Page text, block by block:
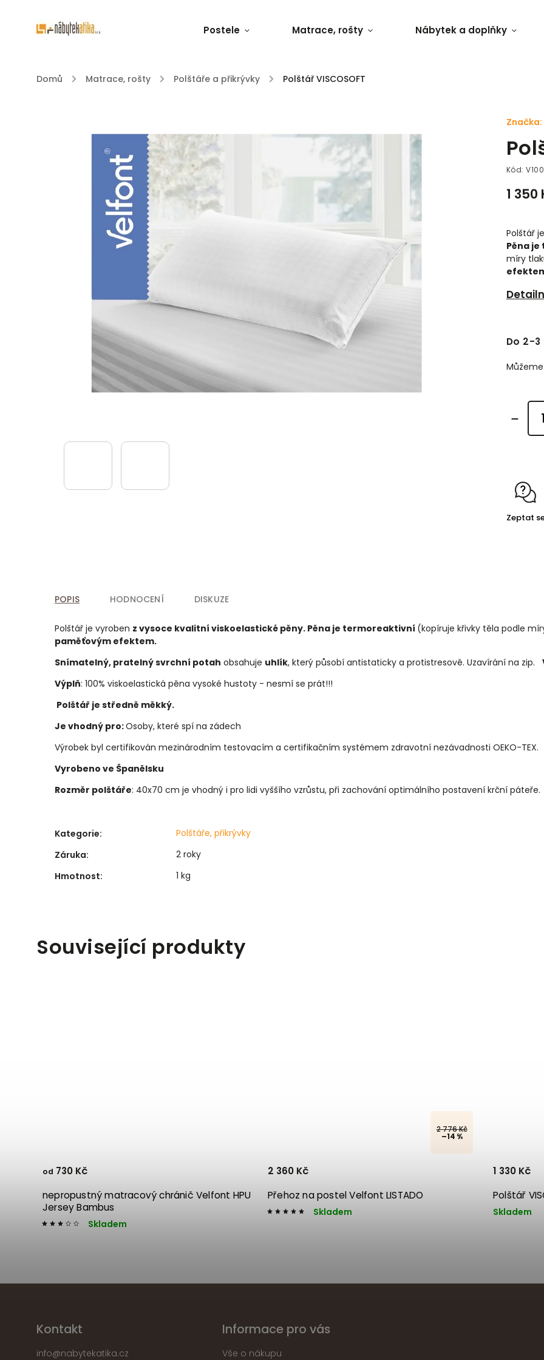
Postele Matrace, rošty Nábytek a doplňky
Domů / Matrace, rošty / Polštáře a přikrývky / Polštář VISCOSOFT
Kód: V100
1 350
Polštář
Pěna
míry
Značka:
Do 2-
Zeptat
POPIS HODNOCENÍ DISKUZE
Polštář je vyroben z vysoce kvalitní viskoelastické pěny. Pěna je termoreaktivní (kopíruje křivky těla podle
paměťovým efektem.
Snímatelný, pratelný svrchní potah obsahuje uhlík, který působí antistaticky a protistresově. Uzavírání na zip.
Výplň: 100% viskoelastická pěna vysoké hustoty - nesmí se prát!!!
Polštář je středně měkký.
Je vhodný pro:Osoby, které spí na zádech
Výrobek byl certifikován mezinárodním testovacím a certifikačním systémem zdravotní nezávadnosti OEKO-TEX.
Vyrobeno ve Španělsku
Rozměr polštáře: 40x70 cm je vhodný i pro lidi vyššího vzrůstu, při zachování optimálního postavení krční páteře.
Kategorie:
Polštáře, přikrývky
Záruka:
2 roky
Hmotnost: 1 kg
Související produkty
nepropustný matracový chránič Velfont HPU
Jersey Bambus
Skladem
od 730 Kč
2 776 Kč
–14 %
Přehoz na postel Velfont LISTADO
Skladem
2 360 Kč
Polštář
Skladem
1 330 Kč
Kontakt
info@nabytekatika.cz
Informace pro vás
Vše o nákupu